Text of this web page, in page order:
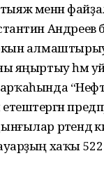
менән
Андреев
яңыртыу һәм
арҡаһында
рәтендә
хаҡы